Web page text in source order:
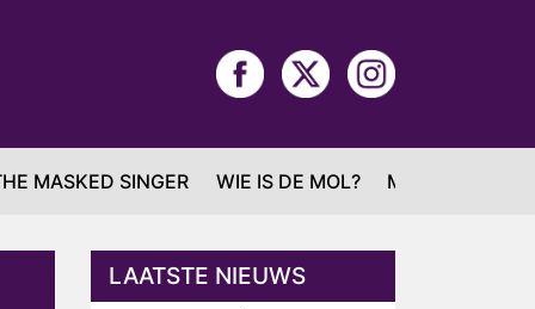
MASKED SINGER WIE IS DE MOL? MAFS
LAATSTE NIEUWS